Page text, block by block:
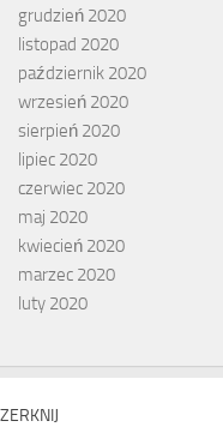
grudzień 2020
listopad 2020
październik 2020
wrzesień 2020
sierpień 2020
lipiec 2020
czerwiec 2020
maj 2020
kwiecień 2020
marzec 2020
luty 2020
ZERKNIJ